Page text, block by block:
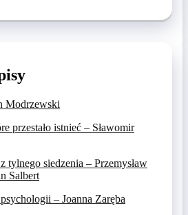
Modrzewski
przestało istnieć – Sławomir
tylnego siedzenia – Przemysław
Salbert
– Joanna Zaręba